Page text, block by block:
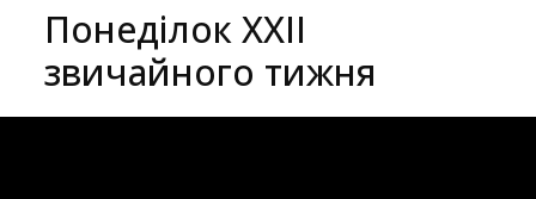
Понеділок ХХІІ
звичайного тижня